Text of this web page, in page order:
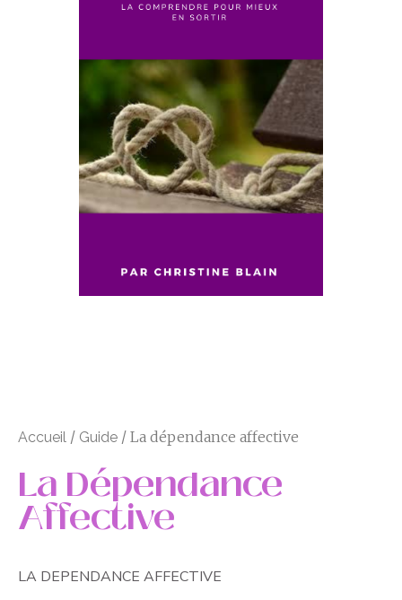
Accueil / Guide / La dépendance affective
La Dépendance
Affective
LA DEPENDANCE AFFECTIVE